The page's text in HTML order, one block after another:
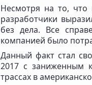
Несмотря на то, что
разработчики
без дела. Все
компанией было
Данный факт стал
2017 с заниженным
трассах в